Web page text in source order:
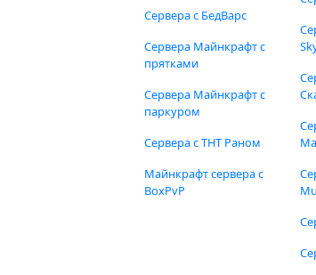
Сервера с БедВарс
Сервера Майнкрафт с
прятками
Сервера Майнкрафт с
паркуром
Сервера с ТНТ Раном
Майнкрафт сервера с
BoxPvP